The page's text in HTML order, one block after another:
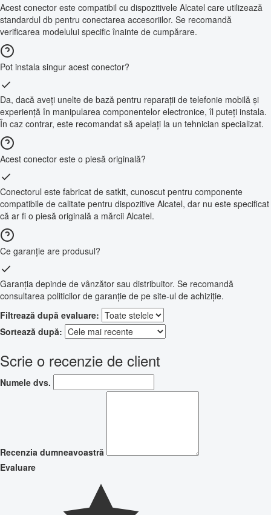
Acest conector este compatibil cu dispozitivele Alcatel care utilizează
standardul db pentru conectarea accesoriilor. Se recomandă
verificarea modelului specific înainte de cumpărare.
Pot instala singur acest conector?
Da, dacă aveți unelte de bază pentru reparații de telefonie mobilă și
experiență în manipularea componentelor electronice, îl puteți instala.
În caz contrar, este recomandat să apelați la un tehnician specializat.
Acest conector este o piesă originală?
Conectorul este fabricat de satkit, cunoscut pentru componente
compatibile de calitate pentru dispozitive Alcatel, dar nu este specificat
că ar fi o piesă originală a mărcii Alcatel.
Ce garanție are produsul?
Garanția depinde de vânzător sau distribuitor. Se recomandă
consultarea politicilor de garanție de pe site-ul de achiziție.
Filtrează după evaluare:
Sortează după:
Scrie o recenzie de client
Numele dvs.
Recenzia dumneavoastră
Evaluare